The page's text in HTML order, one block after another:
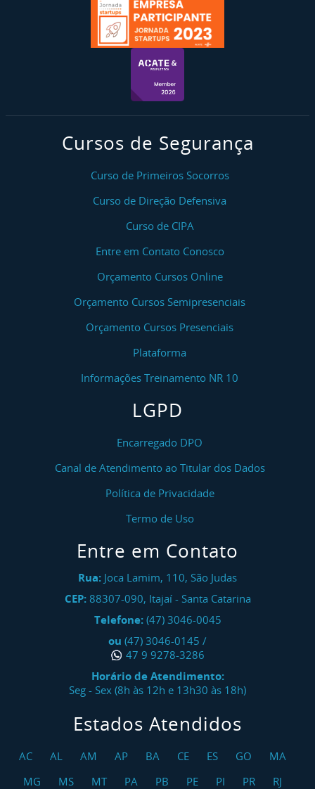
Cursos de Segurança
Curso de Primeiros Socorros
Curso de Direção Defensiva
Curso de CIPA
Entre em Contato Conosco
Orçamento Cursos Online
Orçamento Cursos Semipresenciais
Orçamento Cursos Presenciais
Plataforma
Informações Treinamento NR 10
LGPD
Encarregado DPO
Canal de Atendimento ao Titular dos Dados
Política de Privacidade
Termo de Uso
Entre em Contato
Rua: Joca Lamim, 110, São Judas
CEP: 88307-090, Itajaí- Santa Catarina
Telefone: (47) 3046-0045
ou (47) 3046-0145 /
47 9 9278-3286
Horário de Atendimento:
Seg - Sex (8h às 12h e 13h30 às 18h)
Estados Atendidos
AC AL AM AP BA CE ES GO
MA
MG
MS MT PA PB PE PI PR
RJ